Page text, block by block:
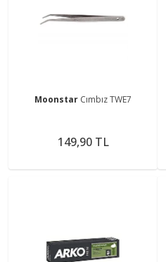
Moonstar Cımbız TWE7
149,90 TL